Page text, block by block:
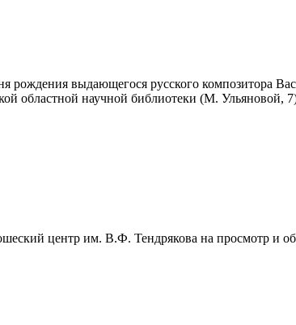
рождения выдающегося русского композитора
областной научной библиотеки (М. Ульяновой,
центр им. В.Ф. Тендрякова на просмотр и